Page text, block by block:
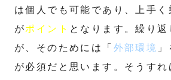
は個人でも可能であり、上手く
がポイント となります。繰り返
が、そのためには「 外部環境 」
が必須だと思います。そうすれ